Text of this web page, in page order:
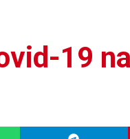
19 na